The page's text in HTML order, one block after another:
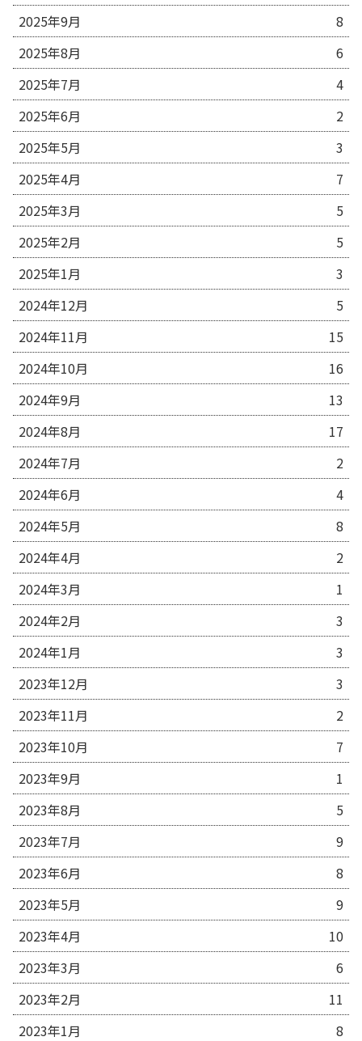
2025年9月
8
2025年8月
6
2025年7月
4
2025年6月
2
2025年5月
3
2025年4月
7
2025年3月
5
2025年2月
5
2025年1月
3
2024年12月
5
2024年11月
15
2024年10月
16
2024年9月
13
2024年8月
17
2024年7月
2
2024年6月
4
2024年5月
8
2024年4月
2
2024年3月
1
2024年2月
3
2024年1月
3
2023年12月
3
2023年11月
2
2023年10月
7
2023年9月
1
2023年8月
5
2023年7月
9
2023年6月
8
2023年5月
9
2023年4月
10
2023年3月
6
2023年2月
11
2023年1月
8